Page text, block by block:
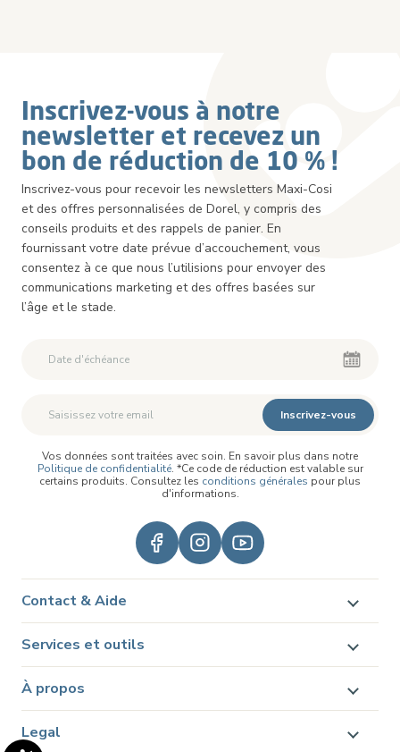
Inscrivez-vous à notre
newsletter et recevez un
bon de réduction de 10 % !
Inscrivez-vous pour recevoir les newsletters Maxi-Cosi
et des offres personnalisées de Dorel, y compris des
conseils produits et des rappels de panier. En
fournissant votre date prévue d’accouchement, vous
consentez à ce que nous l’utilisions pour envoyer des
communications marketing et des offres basées sur
l’âge et le stade.
Inscrivez-vous
Vos données sont traitées avec soin. En savoir plus dans notre
Politique de confidentialité. *Ce code de réduction est valable sur
certains produits. Consultez les conditions générales pour plus
d'informations.
Contact & Aide
Services et outils
À propos
Legal